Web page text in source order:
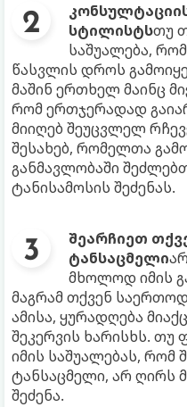
სტილისტსთუ
საშუალება,
წასვლის დროს
მაშინ ერთხელ მაინც
რომ ერთჯერადად
მიიღებ შეუცვლელ
შესახებ, რომელთა
განმავლობაში
ტანისამოსის შეძენას.
შეარჩიეთ
ტანსაცმელი
მხოლოდ იმის
მაგრამ თქვენ
ამისა, ყურადღება
შეკერვის ხარისხს. თუ
იმის საშუალებას, რომ
ტანსაცმელი, არ ღირს
შეძენა.